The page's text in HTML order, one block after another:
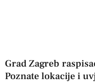
Grad Zagreb
Poznate lokacije i